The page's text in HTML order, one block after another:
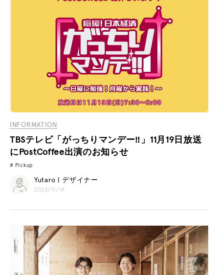
INFORMATION
TBSテレビ「がっちりマンデー‼」11月19日放送
にPostCoffee出演のお知らせ
Pickup
Yutaro | デザイナー
2023/11/14